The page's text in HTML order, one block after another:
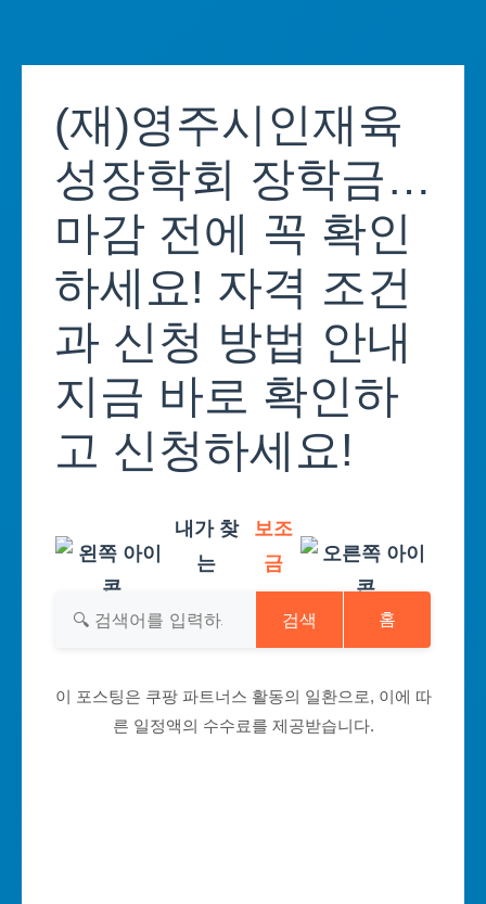
content(재)영주시인재육
성장학회 장학금…
마감 전에 꼭 확인
하세요! 자격 조건
과 신청 방법 안내
지금 바로 확인하
고 신청하세요!
내가 찾
는
보조
금
검색 홈
이 포스팅은 쿠팡 파트너스 활동의 일환으로, 이에 따
른 일정액의 수수료를 제공받습니다.